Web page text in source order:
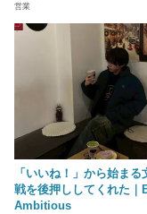
営業
「いいね！」から始まる
戦を後押ししてくれた｜
Ambitious